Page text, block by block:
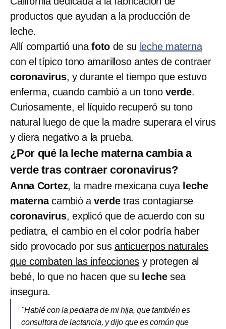
productos que ayudan a la producción de
leche.
Allí compartió una foto de su leche materna
con el típico tono amarilloso antes de contraer
coronavirus, y durante el tiempo que estuvo
enferma, cuando cambió a un tono verde.
Curiosamente, el líquido recuperó su tono
natural luego de que la madre superara el virus
y diera negativo a la prueba.
¿Por qué la leche materna cambia a
verde tras contraer coronavirus?
Anna Cortez, la madre mexicana cuya leche
maternacambió averdetras contagiarse
coronavirus, explicó que de acuerdo con su
pediatra, el cambio en el color podría haber
sido provocado por sus anticuerpos naturales
que combaten las infecciones y protegen al
bebé, lo que no hacen que su lechesea
insegura.
"Hablé con la pediatra de mi hija, que también es
consultora de lactancia, y dijo que es común que